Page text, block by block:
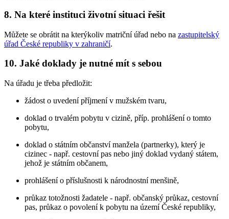
8. Na které instituci životní situaci řešit
Můžete se obrátit na kterýkoliv matriční úřad nebo na zastupitelský
úřad České republiky v zahraničí.
10. Jaké doklady je nutné mít s sebou
Na úřadu je třeba předložit:
žádost o uvedení příjmení v mužském tvaru,
doklad o trvalém pobytu v cizině, příp. prohlášení o tomto
pobytu,
doklad o státním občanství manžela (partnerky), který je
cizinec - např. cestovní pas nebo jiný doklad vydaný státem,
jehož je státním občanem,
prohlášení o příslušnosti k národnostní menšině,
průkaz totožnosti žadatele - např. občanský průkaz, cestovní
pas, průkaz o povolení k pobytu na území České republiky,